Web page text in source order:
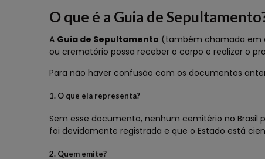
O que é a Guia de
A Guia de Sepultamento (também chamada em
ou crematório possa receber o corpo e realizar o
Para não haver confusão com os documentos
1. O que ela representa?
Sem esse documento, nenhum cemitério no
foi devidamente registrada e que o Estado está
2. Quem emite?